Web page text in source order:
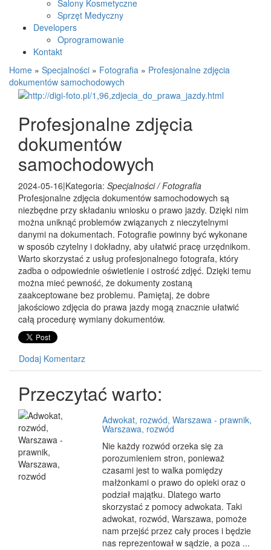
Salony Kosmetyczne
Sprzęt Medyczny
Developers
Oprogramowanie
Kontakt
Home » Specjalności » Fotografia » Profesjonalne zdjęcia
dokumentów samochodowych
Profesjonalne zdjęcia
dokumentów
samochodowych
2024-05-16|Kategoria: Specjalności / Fotografia
Profesjonalne zdjęcia dokumentów samochodowych są
niezbędne przy składaniu wniosku o prawo jazdy. Dzięki nim
można uniknąć problemów związanych z nieczytelnymi
danymi na dokumentach. Fotografie powinny być wykonane
w sposób czytelny i dokładny, aby ułatwić pracę urzędnikom.
Warto skorzystać z usług profesjonalnego fotografa, który
zadba o odpowiednie oświetlenie i ostrość zdjęć. Dzięki temu
można mieć pewność, że dokumenty zostaną
zaakceptowane bez problemu. Pamiętaj, że dobre
jakościowo zdjęcia do prawa jazdy mogą znacznie ułatwić
całą procedurę wymiany dokumentów.
Dodaj Komentarz
Przeczytać warto:
Adwokat, rozwód, Warszawa - prawnik,
Warszawa, rozwód
Nie każdy rozwód orzeka się za
porozumieniem stron, ponieważ
czasami jest to walka pomiędzy
małżonkami o prawo do opieki oraz o
podział majątku. Dlatego warto
skorzystać z pomocy adwokata. Taki
adwokat, rozwód, Warszawa, pomoże
nam przejść przez cały proces i będzie
nas reprezentował w sądzie, a poza ...